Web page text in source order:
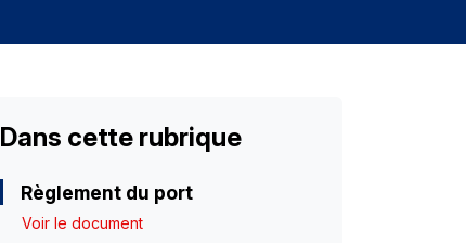
Dans cette rubrique
Règlement du port
Voir le document